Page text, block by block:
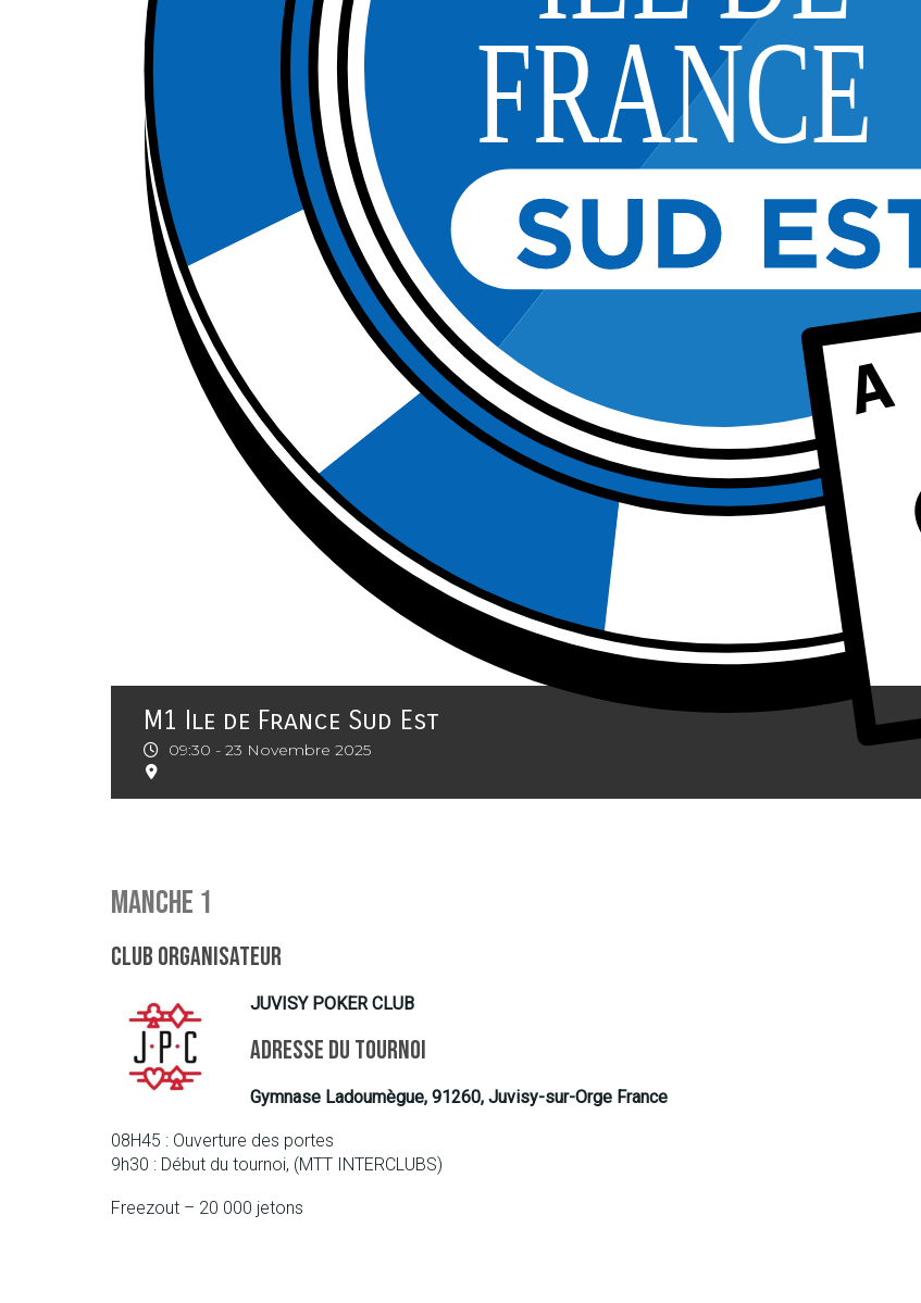
M1 Ile de France Sud Est
09:30 - 23 Novembre 2025
Manche 1
Club organisateur
JUVISY POKER CLUB
Adresse du tournoi
Gymnase Ladoumègue, 91260, Juvisy-sur-Orge France
08H45 : Ouverture des portes
9h30 : Début du tournoi, (MTT INTERCLUBS)
Freezout – 20 000 jetons